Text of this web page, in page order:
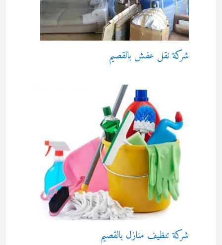
شركة نقل عفش بالقصيم
شركة تنظيف منازل بالقصيم